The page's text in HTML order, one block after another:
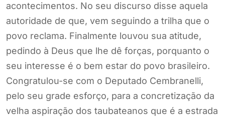
acontecimentos. No seu discurso disse aquela
autoridade de que, vem seguindo a trilha que o
povo reclama. Finalmente louvou sua atitude,
pedindo à Deus que lhe dê forças, porquanto o
seu interesse é o bem estar do povo brasileiro.
Congratulou-se com o Deputado Cembranelli,
pelo seu grade esforço, para a concretização da
velha aspiração dos taubateanos que é a estrada